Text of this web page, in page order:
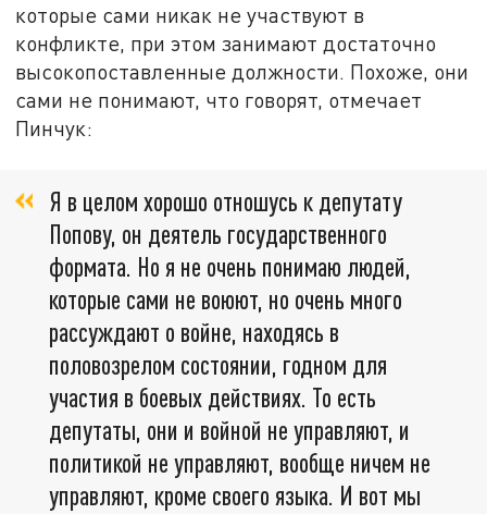
которые сами никак не участвуют в
конфликте, при этом занимают достаточно
высокопоставленные должности. Похоже, они
сами не понимают, что говорят, отмечает
Пинчук:
Я в целом хорошо отношусь к депутату
Попову, он деятель государственного
формата. Но я не очень понимаю людей,
которые сами не воюют, но очень много
рассуждают о войне, находясь в
половозрелом состоянии, годном для
участия в боевых действиях. То есть
депутаты, они и войной не управляют, и
политикой не управляют, вообще ничем не
управляют, кроме своего языка. И вот мы